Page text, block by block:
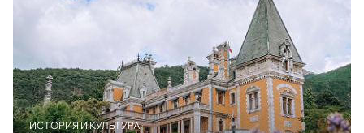
ИСТОРИЯ И КУЛЬТУРА